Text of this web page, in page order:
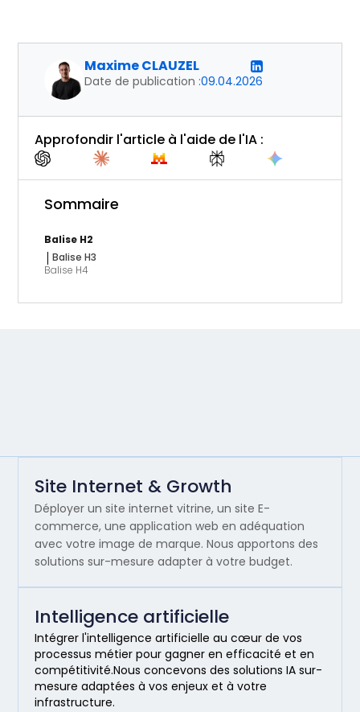
Maxime CLAUZEL
Date de publication :09.04.2026
Approfondir l'article à l'aide de l'IA :
Sommaire
Balise H2
Balise H3
Balise H4
Site Internet & Growth
Déployer un site internet vitrine, un site E-
commerce, une application web en adéquation
avec votre image de marque. Nous apportons des
solutions sur-mesure adapter à votre budget.
Intelligence artificielle
Intégrer l'intelligence artificielle au cœur de vos
processus métier pour gagner en efficacité et en
compétitivité.Nous concevons des solutions IA sur-
mesure adaptées à vos enjeux et à votre
infrastructure.